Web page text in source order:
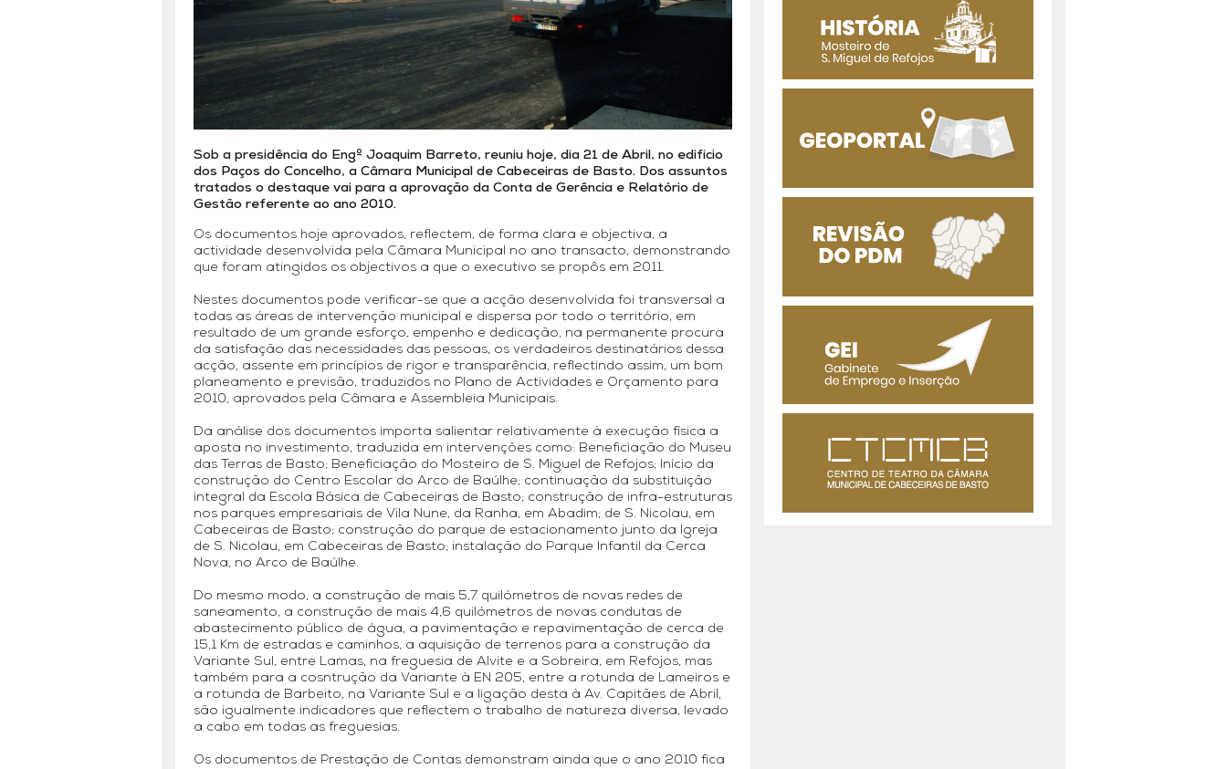
Sob a presidência do Engº Joaquim Barreto, reuniu hoje, dia 21 de Abril, no edifício
dos Paços do Concelho, a Câmara Municipal de Cabeceiras de Basto. Dos assuntos
tratados o destaque vai para a aprovação da Conta de Gerência e Relatório de
Gestão referente ao ano 2010.
Os documentos hoje aprovados, reflectem, de forma clara e objectiva, a
actividade desenvolvida pela Câmara Municipal no ano transacto, demonstrando
que foram atingidos os objectivos a que o executivo se propôs em 2011.
Nestes documentos pode verificar-se que a acção desenvolvida foi transversal a
todas as áreas de intervenção municipal e dispersa por todo o território, em
resultado de um grande esforço, empenho e dedicação, na permanente procura
da satisfação das necessidades das pessoas, os verdadeiros destinatários dessa
acção, assente em princípios de rigor e transparência, reflectindo assim, um bom
planeamento e previsão, traduzidos no Plano de Actividades e Orçamento para
2010, aprovados pela Câmara e Assembleia Municipais.
Da análise dos documentos importa salientar relativamente à execução física a
aposta no investimento, traduzida em intervenções como: Beneficiação do Museu
das Terras de Basto; Beneficiação do Mosteiro de S. Miguel de Refojos; Início da
construção do Centro Escolar do Arco de Baúlhe; continuação da substituição
integral da Escola Básica de Cabeceiras de Basto; construção de infra-estruturas
nos parques empresariais de Vila Nune, da Ranha, em Abadim; de S. Nicolau, em
Cabeceiras de Basto; construção do parque de estacionamento junto da Igreja
de S. Nicolau, em Cabeceiras de Basto; instalação do Parque Infantil da Cerca
Nova, no Arco de Baúlhe.
Do mesmo modo, a construção de mais 5,7 quilómetros de novas redes de
saneamento, a construção de mais 4,6 quilómetros de novas condutas de
abastecimento público de água, a pavimentação e repavimentação de cerca de
15,1 Km de estradas e caminhos, a aquisição de terrenos para a construção da
Variante Sul, entre Lamas, na freguesia de Alvite e a Sobreira, em Refojos, mas
também para a cosntrução da Variante à EN 205, entre a rotunda de Lameiros e
a rotunda de Barbeito, na Variante Sul e a ligação desta à Av. Capitães de Abril,
são igualmente indicadores que reflectem o trabalho de natureza diversa, levado
a cabo em todas as freguesias.
Os documentos de Prestação de Contas demonstram ainda que o ano 2010 fica